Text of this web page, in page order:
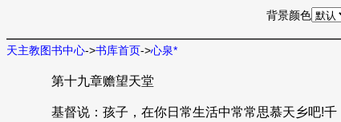
背景颜色
天主教图书中心->书库首页->心泉*
第十九章赡望天堂
基督说：孩子，在你日常生活中常常思慕天乡吧!千